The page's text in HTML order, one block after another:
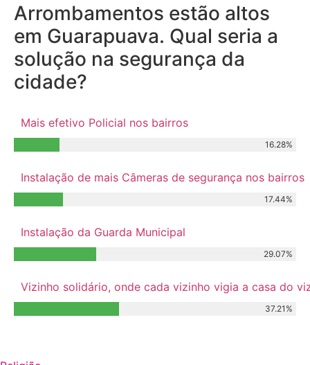
Arrombamentos estão altos
em Guarapuava. Qual seria a
solução na segurança da
cidade?
Mais efetivo Policial nos bairros
16.28%
Instalação de mais Câmeras de segurança nos bairros
17.44%
Instalação da Guarda Municipal
29.07%
Vizinho solidário, onde cada vizinho vigia a casa do
37.21%